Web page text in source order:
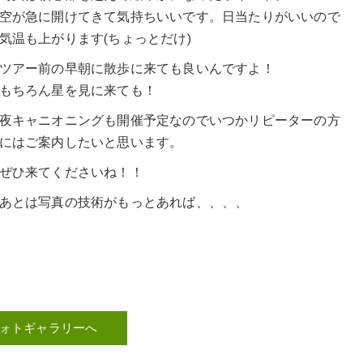
が急に開けてきて気持ちいいです。日当たりがいいので
温も上がります(ちょっとだけ)
アー前の早朝に散歩に来ても良いんですよ！
ちろん星を見に来ても！
キャニオニングも開催予定なのでいつかリピーターの方
はご案内したいと思います。
ひ来てくださいね！！
とは写真の技術がもっとあれば、、、、
トギャラリーへ